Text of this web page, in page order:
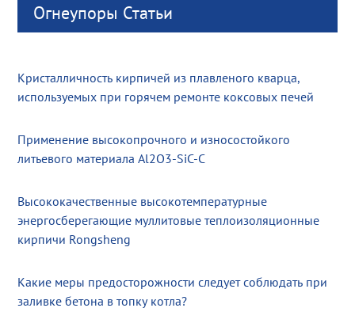
Огнеупоры Статьи
Кристалличность кирпичей из плавленого кварца,
используемых при горячем ремонте коксовых печей
Применение высокопрочного и износостойкого
литьевого материала Al2O3-SiC-C
Высококачественные высокотемпературные
энергосберегающие муллитовые теплоизоляционные
кирпичи Rongsheng
Какие меры предосторожности следует соблюдать при
заливке бетона в топку котла?